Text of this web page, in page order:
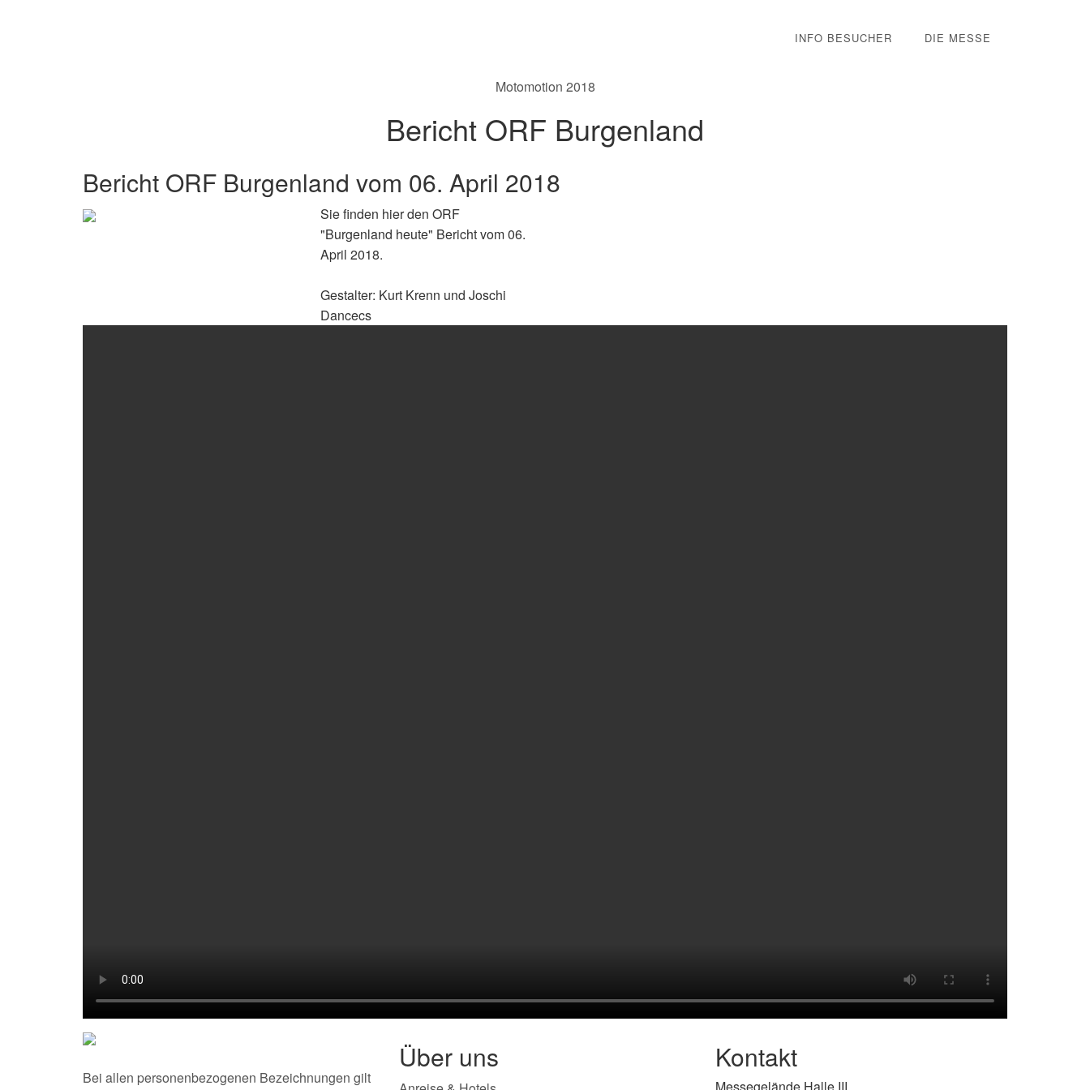
INFO BESUCHER DIE MESSE
Motomotion 2018
Bericht ORF Burgenland
Bericht ORF Burgenland vom 06. April 2018
Sie finden hier den ORF
"Burgenland heute" Bericht vom 06.
April 2018.
Gestalter: Kurt Krenn und Joschi
Dancecs
Bei allen personenbezogenen Bezeichnungen gilt
Über uns Kontakt